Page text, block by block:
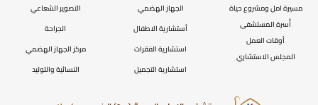
التصوير الشعاعي
الجراحة
مركز الجهاز الهضمي
النسائية والتوليد
الجهاز الهضمي
أستشارية الاطفال
استشارية الفقرات
استشارية التجميل
مسيرة امل ومشروع حياة
أُسرة المستشفى
أوقات العمل
المجلس الاستشاري